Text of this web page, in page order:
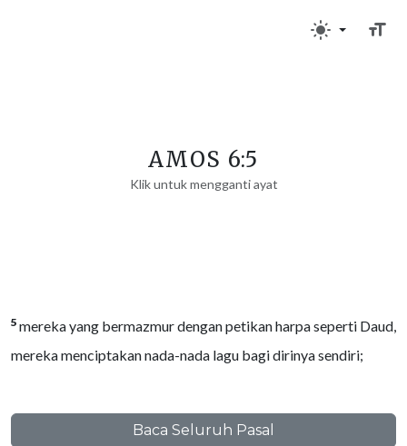
AMOS 6:5
Klik untuk mengganti ayat
5 mereka yang bermazmur dengan petikan harpa seperti Daud,
mereka menciptakan nada-nada lagu bagi dirinya sendiri;
Baca Seluruh Pasal